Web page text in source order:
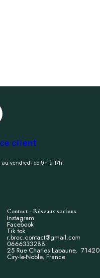
client
vendredi de 9h à 17h
Contact - Réseaux sociaux
Instagram
Facebook
Tik tok
r.broc.contact@gmail.com
0666333288
25 Rue Charles Labaune, 71420
Ciry-le-Noble, France